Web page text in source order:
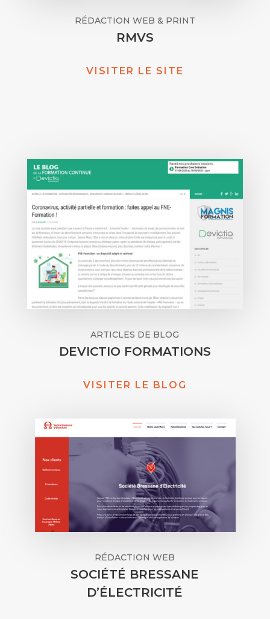
RÉDACTION WEB & PRINT
RMVS
VISITER LE SITE
ARTICLES DE BLOG
DEVICTIO FORMATIONS
VISITER LE BLOG
RÉDACTION WEB
SOCIÉTÉ BRESSANE
D’ÉLECTRICITÉ